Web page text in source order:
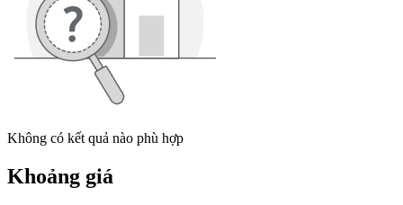
Không có kết quả nào phù hợp
Khoảng giá